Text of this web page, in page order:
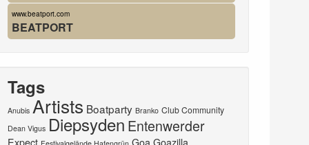
www.beatport.com
BEATPORT
Tags
Anubis Artists Boatparty Branko Club Community
Dean Vigus Diepsyden Entenwerder
Expect Goa Goazilla